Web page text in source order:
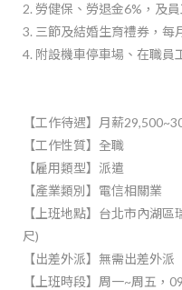
2. 勞健保、勞退金6%，及
3. 三節及結婚生育禮券，每
4. 附設機車停車場、在職員
【工作待遇】月薪
【工作性質】全職
【雇用類型】派遣
【產業類別】電信相關業
【上班地點】 台北市內湖區
尺)
【出差外派】無需出差外派
【上班時段】周一~周五，